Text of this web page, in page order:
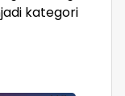
kategori